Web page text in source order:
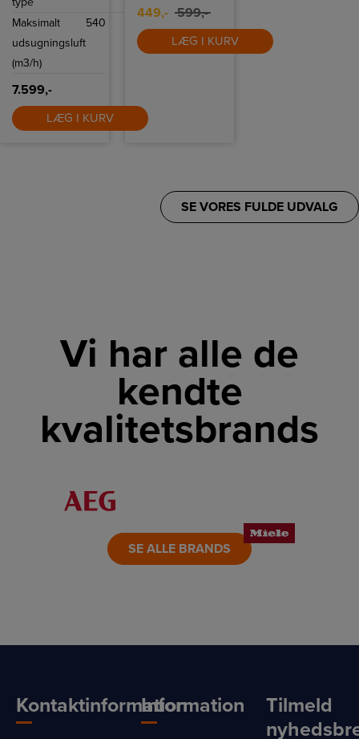
Maksimalt
udsugningsluft
(m3/h)
540
7.599,-
LÆG I KURV
Premium
rejsepose og
Brugervejledning
449,- 599,-
LÆG I KURV
SE VORES FULDE UDVALG
Vi har alle de
kendte
kvalitetsbrands
LINK
SE ALLE BRANDS
KontaktinformationInformation
Tilmeld